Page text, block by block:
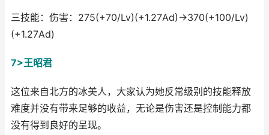
三技能：伤害：275(+70/Lv)(+1.27Ad)→370(+100/Lv)
(+1.27Ad)
7>王昭君
这位来自北方的冰美人，大家认为她反常级别的技能释放
难度并没有带来足够的收益，无论是伤害还是控制能力都
没有得到良好的呈现。